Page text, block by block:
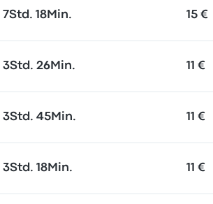
7Std. 18Min. 15 €
3Std. 26Min. 11 €
3Std. 45Min. 11 €
3Std. 18Min. 11 €